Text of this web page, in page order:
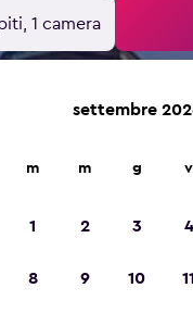
1 camera
settembre
m m g v
1 2 3 4
8 9 10 11